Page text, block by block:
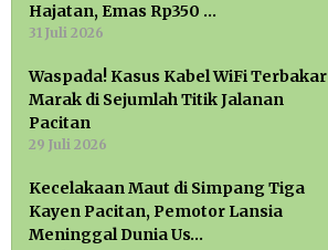
Hajatan, Emas Rp350 …
31 Juli 2026
Waspada! Kasus Kabel WiFi Terbakar
Marak di Sejumlah Titik Jalanan
Pacitan
29 Juli 2026
Kecelakaan Maut di Simpang Tiga
Kayen Pacitan, Pemotor Lansia
Meninggal Dunia Us…